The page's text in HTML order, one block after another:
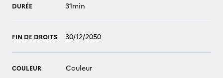
DURÉE 31min
FIN DE DROITS 30/12/2050
COULEUR Couleur